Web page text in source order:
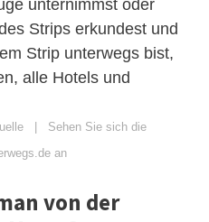
unternimmst oder
Strips erkundest und
Strip unterwegs bist,
alle Hotels und
| Sehen Sie sich die
an
von der